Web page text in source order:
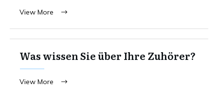
View More
Was wissen Sie über Ihre Zuhörer?
View More